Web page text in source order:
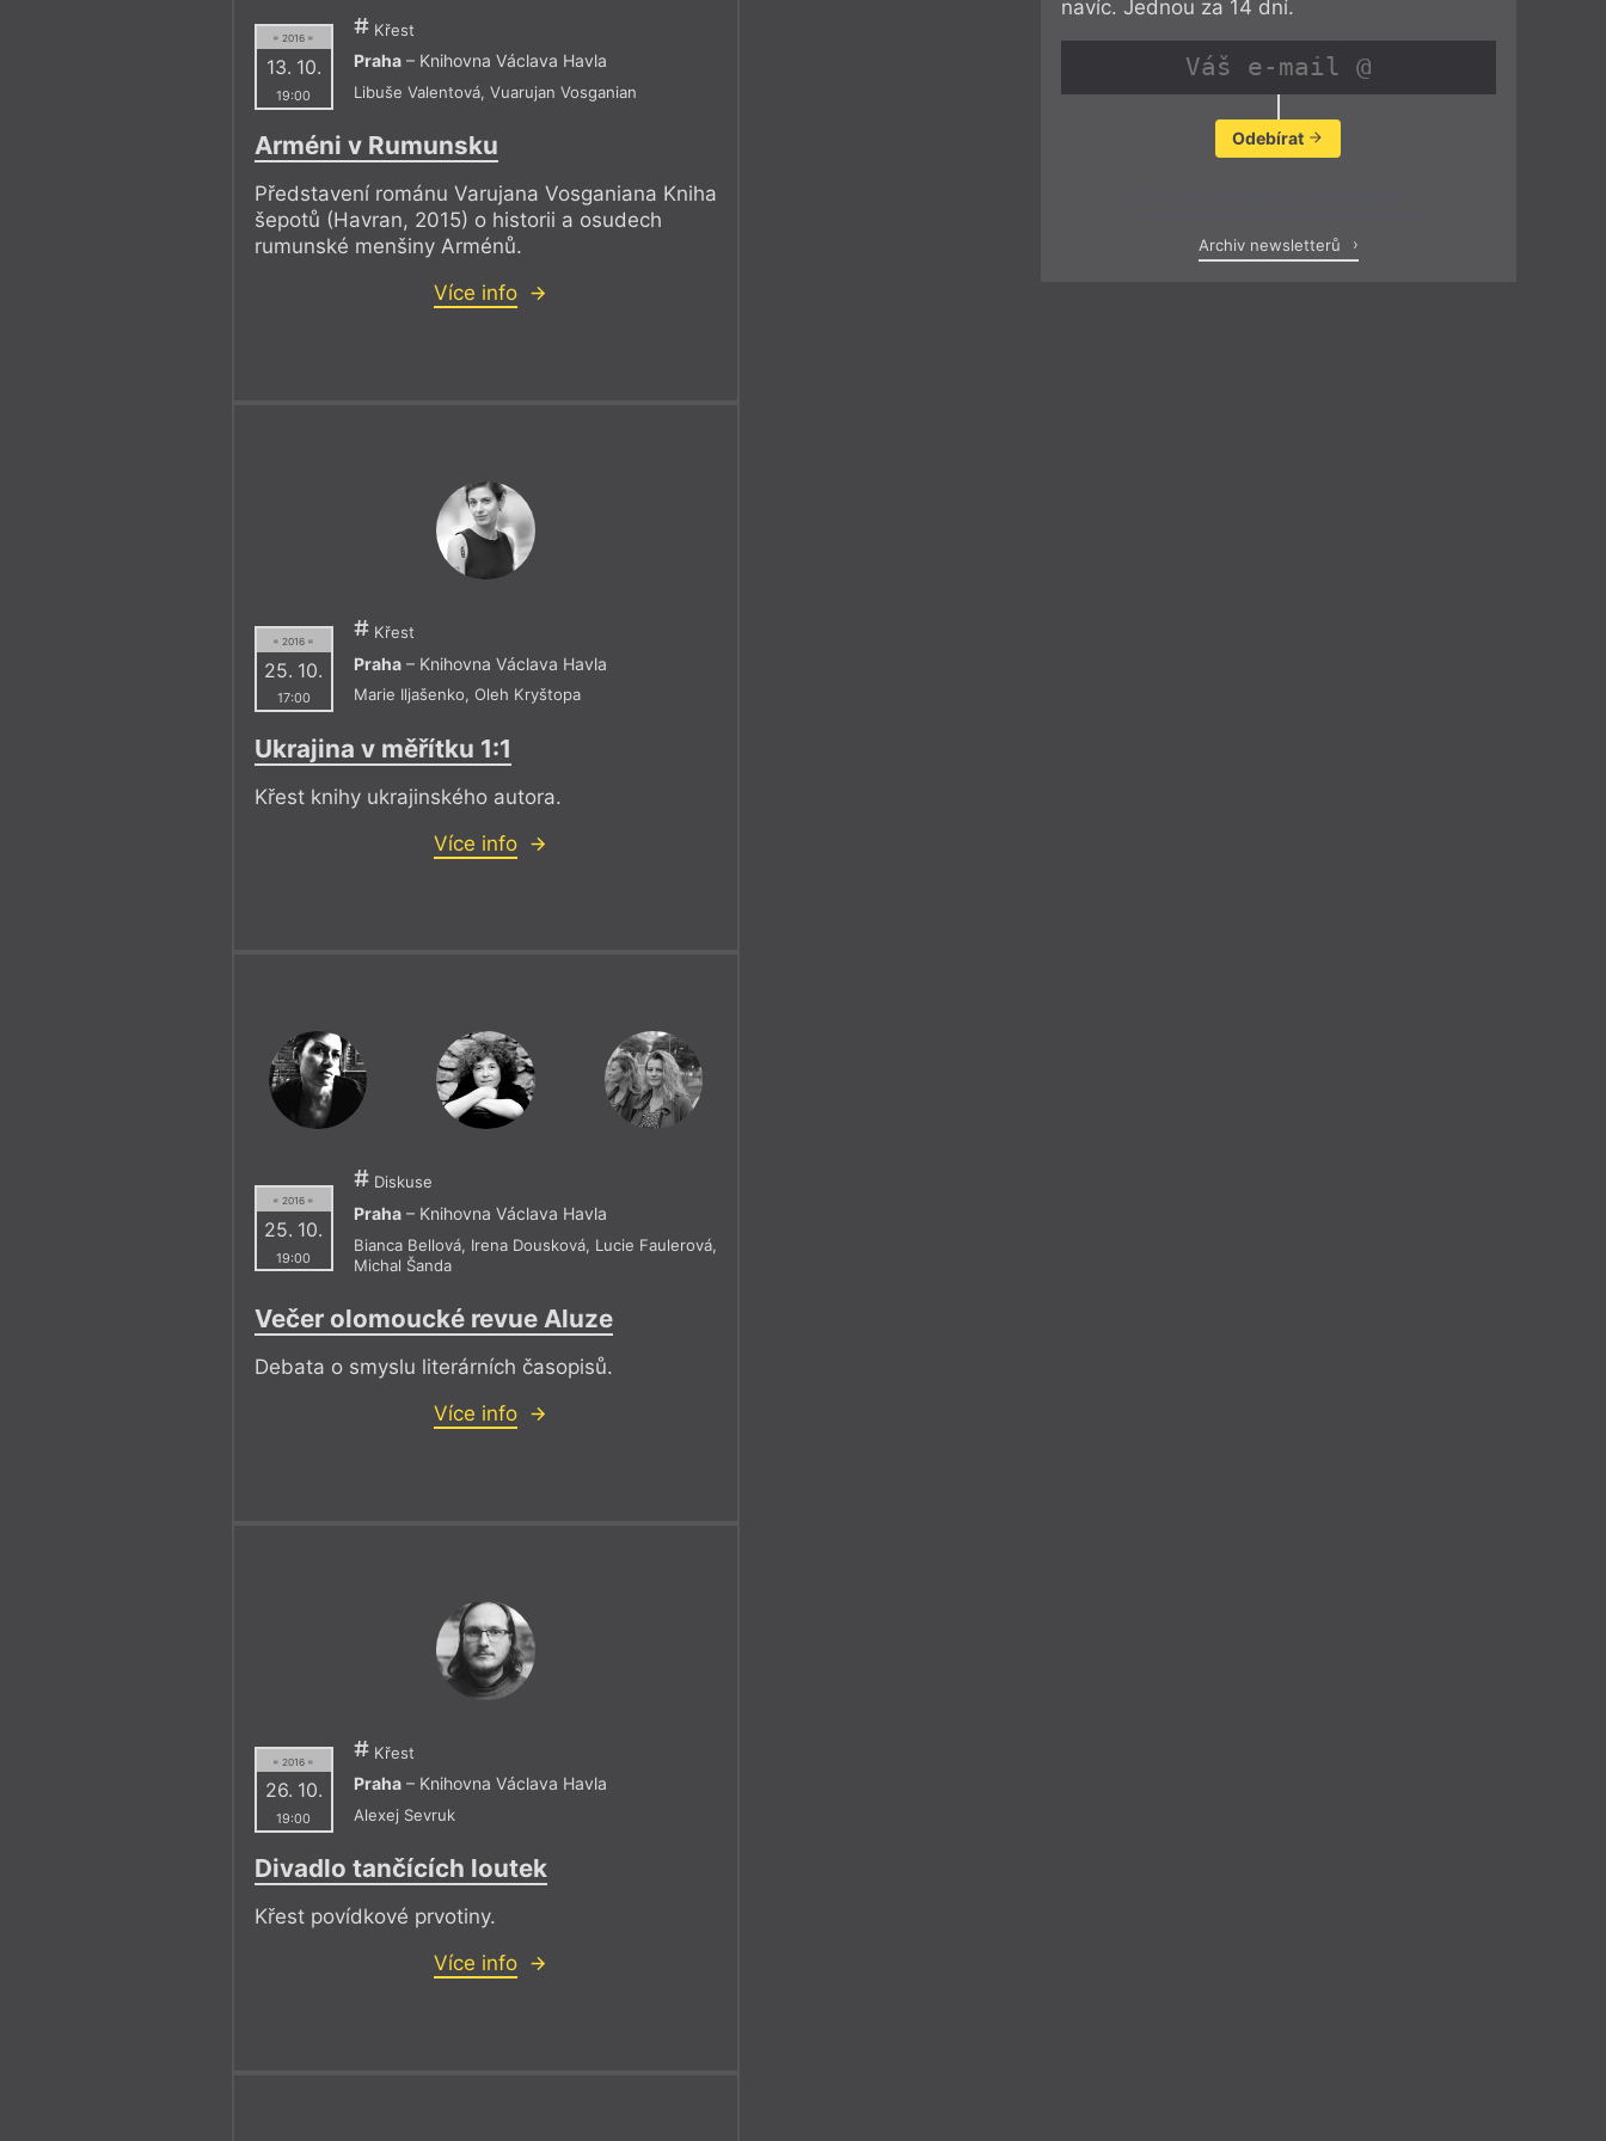
= 2016 =
13. 10.
19:00
Křest
Praha – Knihovna Václava Havla
Libuše Valentová,Vuarujan Vosganian
Arméni v Rumunsku
Představení románu Varujana Vosganiana Kniha
šepotů (Havran, 2015) o historii a osudech
rumunské menšiny Arménů.
Více info
= 2016 =
25. 10.
17:00
Křest
Praha – Knihovna Václava Havla
Marie Iljašenko,Oleh Kryštopa
Ukrajina v měřítku 1:1
Křest knihy ukrajinského autora.
Více info
= 2016 =
25. 10.
19:00
Diskuse
Praha – Knihovna Václava Havla
Bianca Bellová, Irena Dousková, Lucie Faulerová,
Michal Šanda
Večer olomoucké revue Aluze
Debata o smyslu literárních časopisů.
Více info
= 2016 =
26. 10.
19:00
Křest
Praha – Knihovna Václava Havla
Alexej Sevruk
Divadlo tančících loutek
Křest povídkové prvotiny.
Více info
navíc. Jednou za 14 dní.
Odebírat
Archiv newsletterů